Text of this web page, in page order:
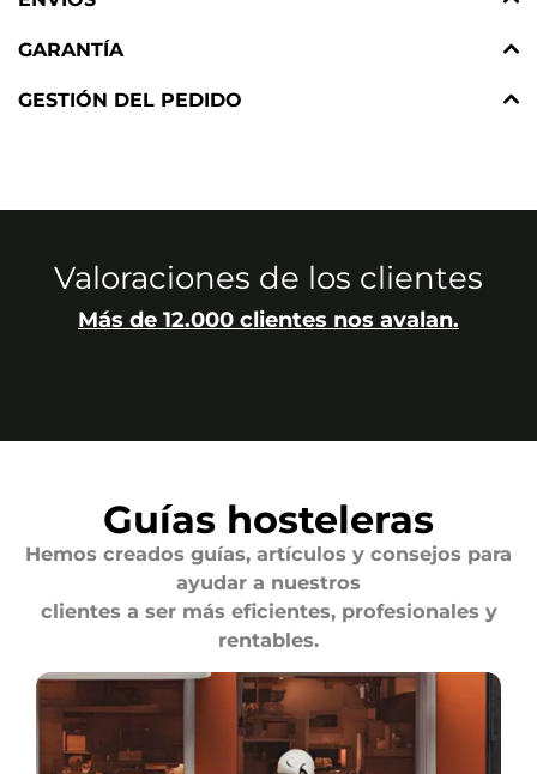
GARANTÍA
GESTIÓN DEL PEDIDO
Valoraciones de los clientes
Más de 12.000 clientes nos avalan.
Guías hosteleras
Hemos creados guías, artículos y consejos para
ayudar a nuestros
clientes a ser más eficientes, profesionales y
rentables.